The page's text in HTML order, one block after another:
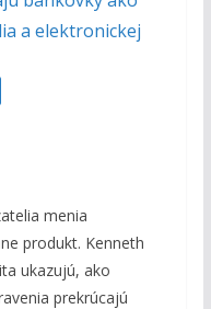
menia
produkt. Kenneth
ukazujú, ako
prekrúcajú